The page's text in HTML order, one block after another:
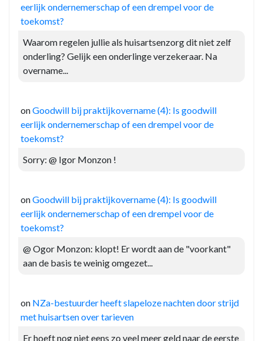
eerlijk ondernemerschap of een drempel voor de
toekomst?
Waarom regelen jullie als huisartsenzorg dit niet zelf
onderling? Gelijk een onderlinge verzekeraar. Na
overname...
onGoodwill bij praktijkovername (4): Is goodwill
eerlijk ondernemerschap of een drempel voor de
toekomst?
Sorry: @ Igor Monzon !
onGoodwill bij praktijkovername (4): Is goodwill
eerlijk ondernemerschap of een drempel voor de
toekomst?
@ Ogor Monzon: klopt! Er wordt aan de "voorkant"
aan de basis te weinig omgezet...
on NZa-bestuurder heeft slapeloze nachten door strijd
met huisartsen over tarieven
Er hoeft nog niet eens zo veel meer geld naar de eerste